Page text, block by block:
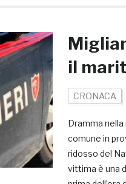
il
CRONACA
Dramma
comune in
ridosso del
vittima è una